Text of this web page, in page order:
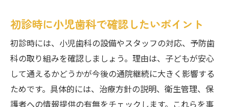
口コミや評判を活用した歯医者の探し方
小児歯科で後悔しない医院選びのコツ
子育て世代が満足する歯医者の条件
歯医者選びの最終チェックリスト
初診時に小児歯科で確認したいポイント
初診時には、小児歯科の設備やスタッフの対応、予防歯
科の取り組みを確認しましょう。理由は、子どもが安心
して通えるかどうかが今後の通院継続に大きく影響する
ためです。具体的には、治療方針の説明、衛生管理、保